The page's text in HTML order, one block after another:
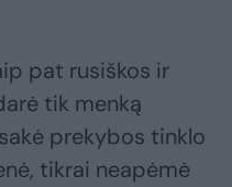
pat rusiškos ir
tik menką
prekybos tinklo
tikrai neapėmė